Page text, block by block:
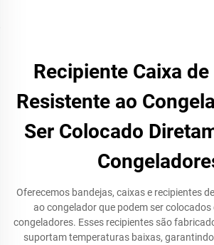
Recipiente Caixa
Resistente ao
Ser Colocado
Oferecemos bandejas, caixas e recipientes
ao congelador que podem ser
congeladores. Esses recipientes são
suportam temperaturas baixas,